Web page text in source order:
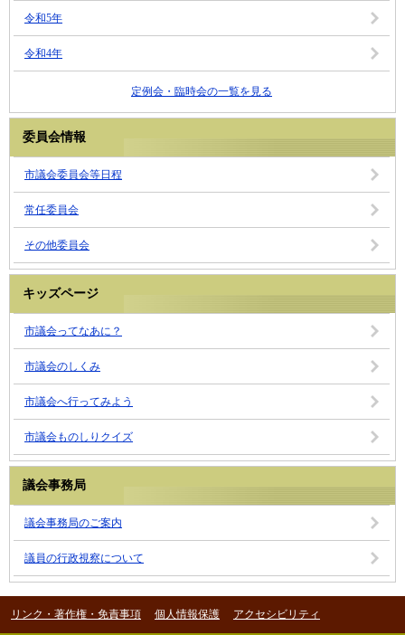
令和5年
令和4年
定例会・臨時会の一覧を見る
委員会情報
市議会委員会等日程
常任委員会
その他委員会
キッズページ
市議会ってなあに？
市議会のしくみ
市議会へ行ってみよう
市議会ものしりクイズ
議会事務局
議会事務局のご案内
議員の行政視察について
リンク・著作権・免責事項 個人情報保護 アクセシビリティ